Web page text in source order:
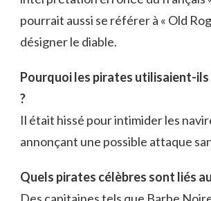
pourrait aussi se référer à « Old
désigner le diable.
Pourquoi les pirates utilisaient-ils
?
Il était hissé pour intimider les
annonçant une possible attaque
Quels pirates célèbres sont liés